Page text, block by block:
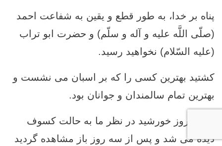
پناه بر خدا، به طور قطع و يقين به شفاعت احمد
(صلّى اللَّه عليه و آله و سلّم) و حضرت ابو تراب
(عليه السّلام) نخواهيد رسيد.
كشتيد بهترين كسى را كه بر اسبان مى ‏نشست و
بهترين تمام سالمندان و جوانان بود.
‏تا سه روز خورشيد در نظر ما به حالت كسوف
ديده مى ‏شد و پس از سه روز باز مشاهده گرديد